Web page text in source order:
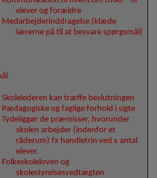
elever og forældre
Medarbejderinddragelse (klæde
lærerne på til at besvare spørgsmål)
Skolelederen kan træffe beslutningen
Pædagogiske og faglige forhold i sigte
Tydeliggør de præmisser, hvorunder
skolen arbejder (indenfor et
råderum) fx handletrin ved x antal
elever.
Folkeskoleloven og
skolestyrelsesvedtægten